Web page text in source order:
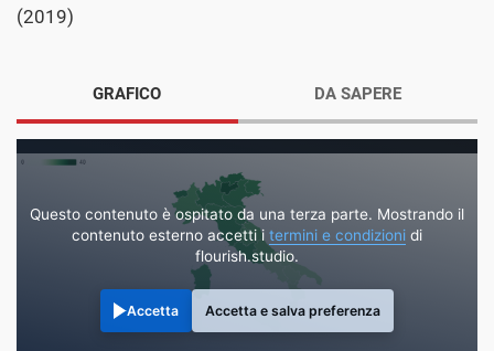
(2019)
GRAFICO
Questo contenuto è ospitato da una terza parte. Mostrando il
contenuto esterno accetti i termini e condizioni di
flourish.studio.
Accetta Accetta e salva preferenza
DA SAPERE